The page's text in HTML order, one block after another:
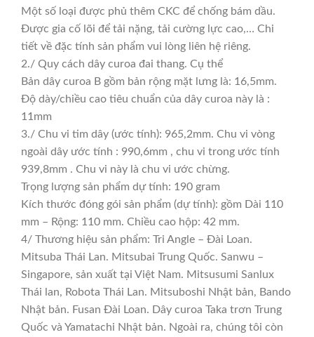
Một số loại được phủ thêm CKC để chống bám dầu.
Được gia cố lõi để tải nặng, tải cường lực cao,… Chi
tiết về đặc tính sản phẩm vui lòng liên hệ riêng.
2./ Quy cách dây curoa đai thang. Cụ thể
Bản dây curoa B gồm bản rộng mặt lưng là: 16,5mm.
Độ dày/chiều cao tiêu chuẩn của dây curoa này là :
11mm
3./ Chu vi tim dây (ước tính): 965,2mm. Chu vi vòng
ngoài dây ước tính : 990,6mm , chu vi trong ước tính
939,8mm . Chu vi này là chu vi ước chừng.
Trọng lượng sản phẩm dự tính: 190 gram
Kích thước đóng gói sản phẩm (dự tính): gồm Dài 110
mm – Rộng: 110 mm. Chiều cao hộp: 42 mm.
4/ Thương hiệu sản phẩm: Tri Angle – Đài Loan.
Mitsuba Thái Lan. Mitsubai Trung Quốc. Sanwu –
Singapore, sản xuất tại Việt Nam. Mitsusumi Sanlux
Thái lan, Robota Thái Lan. Mitsuboshi Nhật bản, Bando
Nhật bản. Fusan Đài Loan. Dây curoa Taka trơn Trung
Quốc và Yamatachi Nhật bản. Ngoài ra, chúng tôi còn